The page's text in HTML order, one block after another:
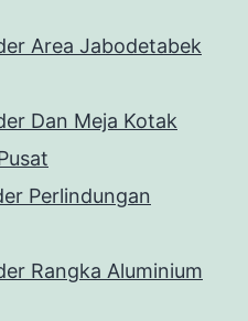
Area Jabodetabek
Dan Meja Kotak
Perlindungan
Rangka Aluminium